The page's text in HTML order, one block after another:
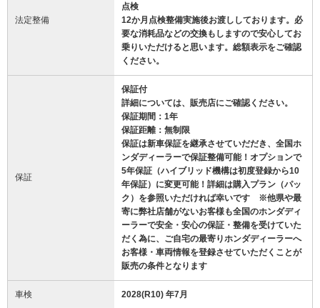
法定整備
点検
12か月点検整備実施後お渡ししております。必
要な消耗品などの交換もしますので安心してお
乗りいただけると思います。総額表示をご確認
ください。
保証
保証付
詳細については、販売店にご確認ください。
保証期間：1年
保証距離：無制限
保証は新車保証を継承させていだだき、全国ホ
ンダディーラーで保証整備可能！オプションで
5年保証（ハイブリッド機構は初度登録から10
年保証）に変更可能！詳細は購入プラン（パッ
ク）を参照いただければ幸いです ※他県や最
寄に弊社店舗がないお客様も全国のホンダディ
ーラーで安全・安心の保証・整備を受けていた
だく為に、ご自宅の最寄りホンダディーラーへ
お客様・車両情報を登録させていただくことが
販売の条件となります
車検 2028(R10) 年7月